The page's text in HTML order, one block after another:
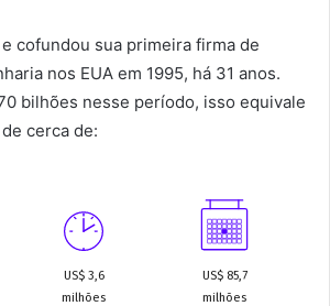
cofundou sua primeira firma de
nos EUA em 1995, há 31 anos.
bilhões nesse período, isso equivale
cerca de: